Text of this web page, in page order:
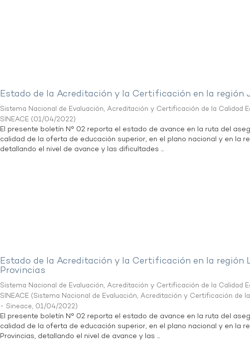
Estado de la Acreditación y la Certificación en la región
Sistema Nacional de Evaluación, Acreditación y Certificación de la Calidad
SINEACE (01/04/2022)
El presente boletín N° 02 reporta el estado de avance en la ruta del
calidad de la oferta de educación superior, en el plano nacional y en la
detallando el nivel de avance y las dificultades ...
Estado de la Acreditación y la Certificación en la región
Provincias
Sistema Nacional de Evaluación, Acreditación y Certificación de la Calidad
SINEACE (Sistema Nacional de Evaluación, Acreditación y Certificación de
- Sineace, 01/04/2022)
El presente boletín N° 02 reporta el estado de avance en la ruta del
calidad de la oferta de educación superior, en el plano nacional y en la
Provincias, detallando el nivel de avance y las ...